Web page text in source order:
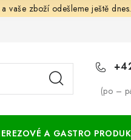
vaše zboží odešleme ještě dnes.
(po –
A GASTRO